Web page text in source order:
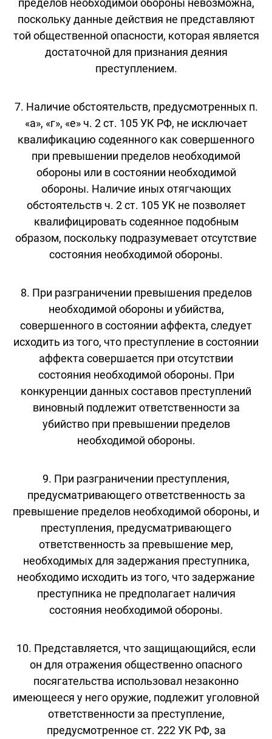
пределов необходимой обороны невозможна,
поскольку данные действия не представляют
той общественной опасности, которая является
достаточной для признания деяния
преступлением.
7. Наличие обстоятельств, предусмотренных п.
«а», «г», «е» ч. 2 ст. 105 УК РФ, не исключает
квалификацию содеянного как совершенного
при превышении пределов необходимой
обороны или в состоянии необходимой
обороны. Наличие иных отягчающих
обстоятельств ч. 2 ст. 105 УК не позволяет
квалифицировать содеянное подобным
образом, поскольку подразумевает отсутствие
состояния необходимой обороны.
8. При разграничении превышения пределов
необходимой обороны и убийства,
совершенного в состоянии аффекта, следует
исходить из того, что преступление в состоянии
аффекта совершается при отсутствии
состояния необходимой обороны. При
конкуренции данных составов преступлений
виновный подлежит ответственности за
убийство при превышении пределов
необходимой обороны.
9. При разграничении преступления,
предусматривающего ответственность за
превышение пределов необходимой обороны, и
преступления, предусматривающего
ответственность за превышение мер,
необходимых для задержания преступника,
необходимо исходить из того, что задержание
преступника не предполагает наличия
состояния необходимой обороны.
10. Представляется, что защищающийся, если
он для отражения общественно опасного
посягательства использовал незаконно
имеющееся у него оружие, подлежит уголовной
ответственности за преступление,
предусмотренное ст. 222 УК РФ, за